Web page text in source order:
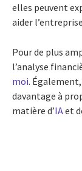
elles peuvent
aider
Pour de plus
l’analyse
moi.
davantage à
matière d’IAet